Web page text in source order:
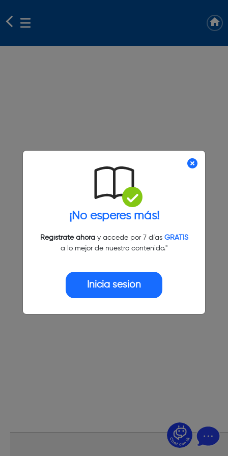
¡No esperes más!
Regístrate ahoray accede por 7 días GRATIS
a lo mejor de nuestro contenido."
Inicia sesión